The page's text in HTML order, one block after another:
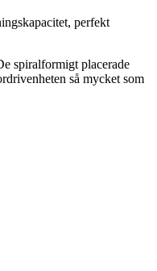
perfekt
spiralformigt placerade
så mycket som